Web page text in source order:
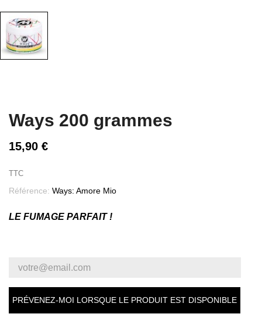
Ways 200 grammes
15,90 €
TTC
Référence: Ways: Amore Mio
LE FUMAGE PARFAIT !
PRÉVENEZ-MOI LORSQUE LE PRODUIT EST DISPONIBLE